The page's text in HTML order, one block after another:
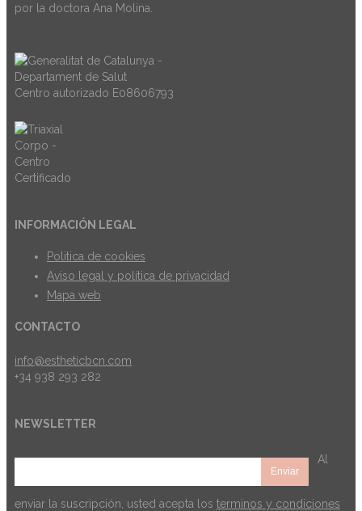
por la doctora Ana Molina.
Centro autorizado E08606793
INFORMACIÓN LEGAL
Politica de cookies
Aviso legal y política de privacidad
Mapa web
CONTACTO
info@estheticbcn.com
+34 938 293 282
NEWSLETTER
Al
enviar la suscripción, usted acepta los terminos y condiciones